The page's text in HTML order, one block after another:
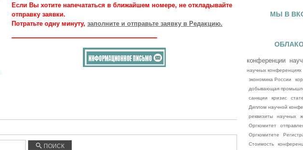
Если Вы хотите напечататься в ближайшем номере, не откладывайте
отправку заявки.
Потратьте одну минуту, заполните и отправьте заявку в Редакцию.
ПОИСК
МЫ В
конференции
научных конференциях
экономика России
добывающая
санкции
кризис
Диплом научной
реквизиты
научных
Оргкомитет
Оргкомитете
Стоимость